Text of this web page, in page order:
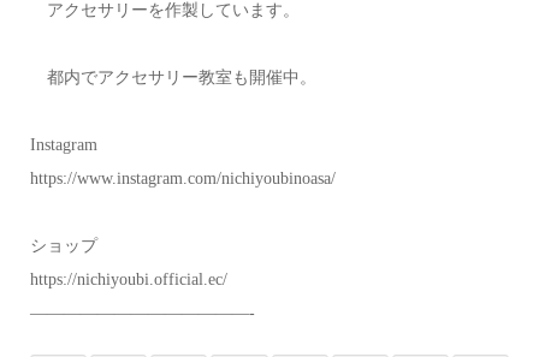
アクセサリーを作製しています。
都内でアクセサリー教室も開催中。
Instagram
https://www.instagram.com/nichiyoubinoasa/
ショップ
https://nichiyoubi.official.ec/
—————————————-